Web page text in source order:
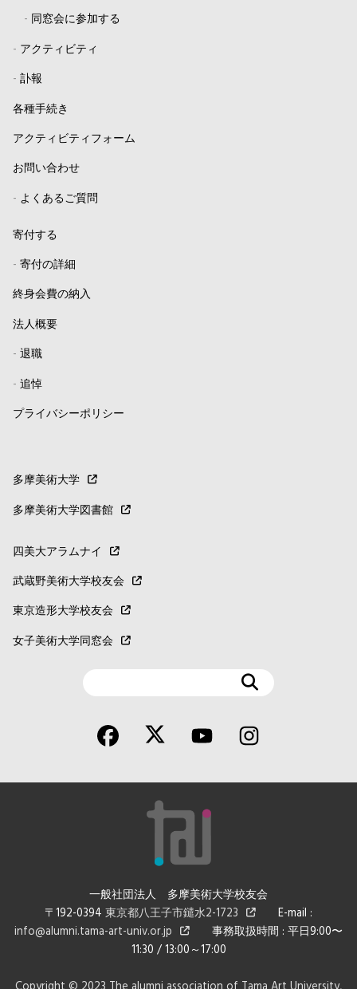
- 同窓会に参加する
- アクティビティ
- 訃報
各種手続き
アクティビティフォーム
お問い合わせ
- よくあるご質問
寄付する
- 寄付の詳細
終身会費の納入
法人概要
- 退職
- 追悼
プライバシーポリシー
多摩美術大学
多摩美術大学図書館
四美大アラムナイ
武蔵野美術大学校友会
東京造形大学校友会
女子美術大学同窓会
一般社団法人 多摩美術大学校友会
〒192-0394 東京都八王子市鑓水2-1723
E-mail :
info@alumni.tama-art-univ.or.jp
事務取扱時間 : 平日9:00〜
11:30 / 13:00～17:00